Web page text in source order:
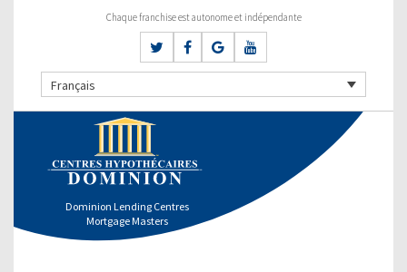
Chaque franchise est autonome et indépendante
Français
Dominion Lending Centres
Mortgage Masters